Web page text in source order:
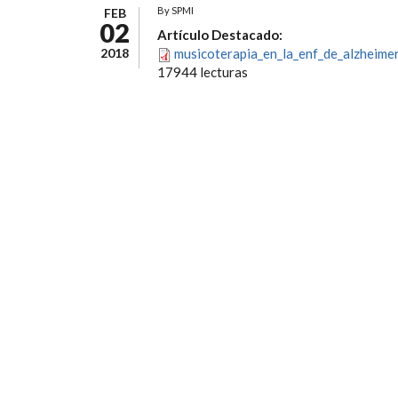
FEB
02
2018
BySPMI
Artículo Destacado:
17944 lecturas